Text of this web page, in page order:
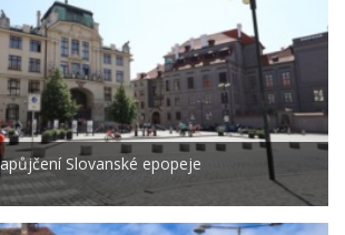
Slovanské epopeje